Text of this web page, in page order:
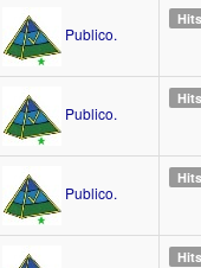
Publico.
Publico.
Publico.